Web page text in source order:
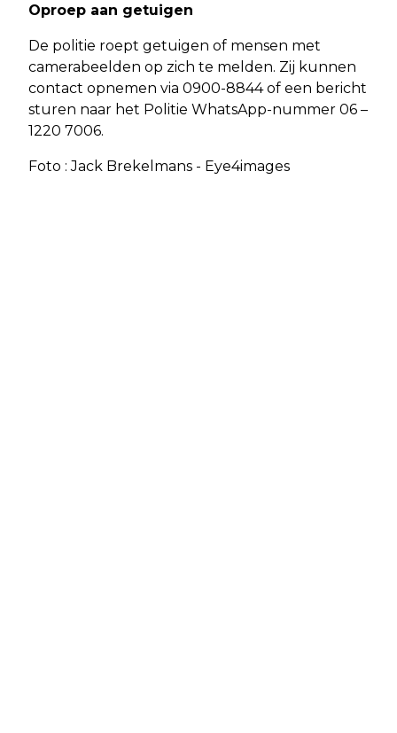
Oproep aan getuigen
De politie roept getuigen of mensen met
camerabeelden op zich te melden. Zij kunnen
contact opnemen via 0900-8844 of een bericht
sturen naar het Politie WhatsApp-nummer 06 –
1220 7006.
Foto : Jack Brekelmans - Eye4images